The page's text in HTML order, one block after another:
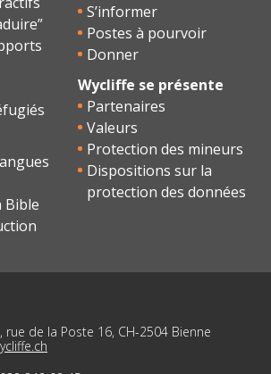
Bible
S’informer
Postes à pourvoir
Donner
Wycliffe se présente
Partenaires
Valeurs
Protection des mineurs
Dispositions sur la
protection des données
rue de la Poste 16, CH-2504 Bienne